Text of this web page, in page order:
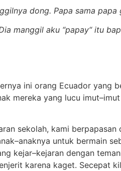
dong. Papa sama papa
manggil aku “papay“ itu
ini orang Ecuador yang
mereka yang lucu
sekolah, kami
untuk bermain
kejar–kejaran dengan
karena kaget. Secepat